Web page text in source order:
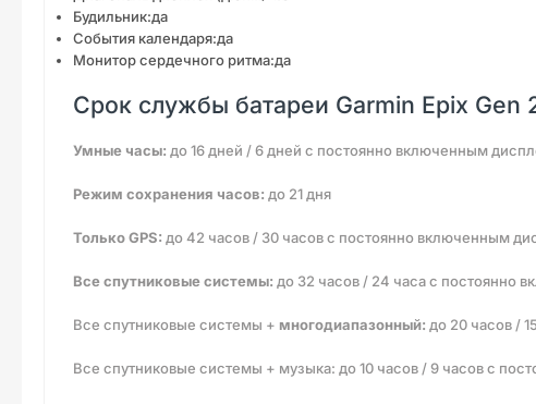
Будильник:да
События календаря:да
Монитор сердечного ритма:да
Срок службы батареи Garmin Epix Gen
Умные часы: до 16 дней / 6 дней с постоянно включенным
Режим сохранения часов: до 21 дня
Только GPS: до 42 часов / 30 часов с постоянно включенным
Все спутниковые системы: до 32 часов / 24 часа с постоянно
Все спутниковые системы + многодиапазонный: до 20 часов /
Все спутниковые системы + музыка: до 10 часов / 9 часов с